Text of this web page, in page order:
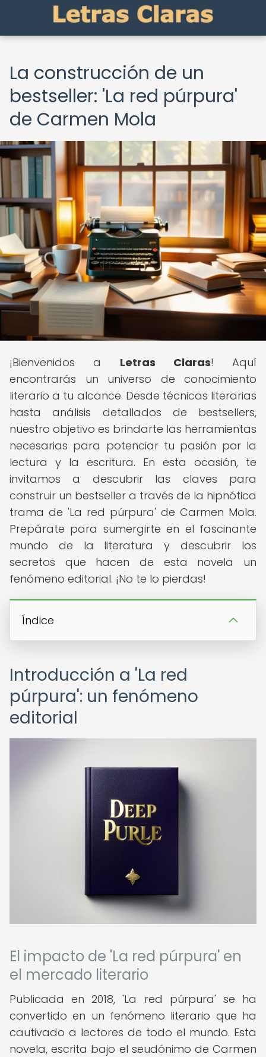
La construcción de un
bestseller: 'La red púrpura'
de Carmen Mola
¡Bienvenidos a Letras Claras! Aquí
encontrarás un universo de conocimiento
literario a tu alcance. Desde técnicas literarias
hasta análisis detallados de bestsellers,
nuestro objetivo es brindarte las herramientas
necesarias para potenciar tu pasión por la
lectura y la escritura. En esta ocasión, te
invitamos a descubrir las claves para
construir un bestseller a través de la hipnótica
trama de 'La red púrpura' de Carmen Mola.
Prepárate para sumergirte en el fascinante
mundo de la literatura y descubrir los
secretos que hacen de esta novela un
fenómeno editorial. ¡No te lo pierdas!
Índice
Introducción a 'La red
púrpura': un fenómeno
editorial
El impacto de 'La red púrpura' en
el mercado literario
Publicada en 2018, 'La red púrpura' se ha
convertido en un fenómeno literario que ha
cautivado a lectores de todo el mundo. Esta
novela, escrita bajo el seudónimo de Carmen